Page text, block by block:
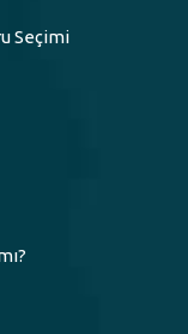
Seçimi